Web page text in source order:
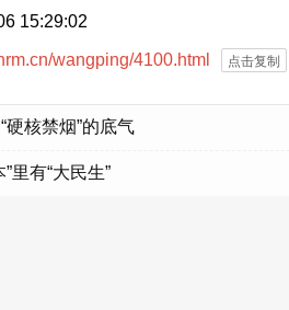
15:29:02
wangping/4100.html 点击复制
硬核禁烟”的底气
里有“大民生”